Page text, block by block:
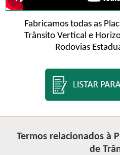
Fabricamos todas as
Trânsito Vertical e
Rodovias
Termos relacionados à
de